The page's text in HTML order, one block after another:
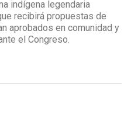
indígena legendaria
recibirá propuestas de
aprobados en comunidad y
el Congreso.